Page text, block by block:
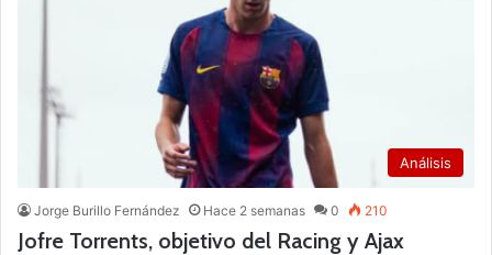
Análisis
Jorge Burillo Fernández Hace 2 semanas 0 210
Jofre Torrents, objetivo del Racing y Ajax